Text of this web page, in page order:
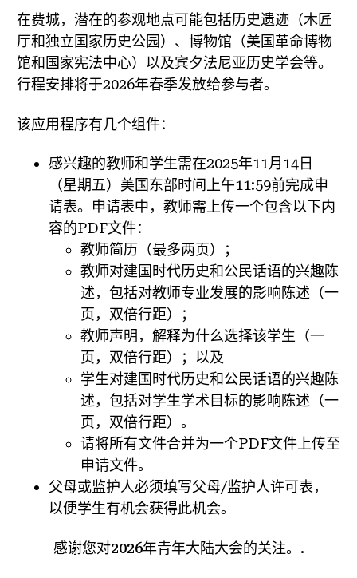
在费城，潜在的参观地点可能包括历史遗迹（木匠
厅和独立国家历史公园）、博物馆（美国革命博物
馆和国家宪法中心）以及宾夕法尼亚历史学会等。
行程安排将于2026年春季发放给参与者。
该应用程序有几个组件：
感兴趣的教师和学生需在2025年11月14日
（星期五）美国东部时间上午11:59前完成申
请表。申请表中，教师需上传一个包含以下内
容的PDF文件：
教师简历（最多两页）；
教师对建国时代历史和公民话语的兴趣陈
述，包括对教师专业发展的影响陈述（一
页，双倍行距）；
教师声明，解释为什么选择该学生（一
页，双倍行距）；以及
学生对建国时代历史和公民话语的兴趣陈
述，包括对学生学术目标的影响陈述（一
页，双倍行距）。
请将所有文件合并为一个PDF文件上传至
申请文件。
父母或监护人必须填写父母/监护人许可表，
以便学生有机会获得此机会。
感谢您对2026年青年大陆大会的关注。.